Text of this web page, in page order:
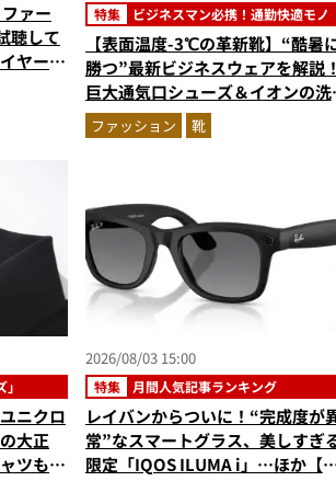
ァー
聴して
ヤーカ
技術に
特集 ビジネスマン必携！通勤快適モノ
【表面温度-3℃の革新靴】“酷暑
勝つ”最新ビジネスウェアを解説！
巨大通気口シューズ＆イオンの洗
る1万円台セットアップほか
ファッション 靴
ニクロ
大正
ツも優
2026/08/03 15:00
特集 月間人気記事ランキング
レイバンからついに！“完成度が
常”なスマートグラス、美しすぎ
限定「IQOS ILUMA i」…ほか【